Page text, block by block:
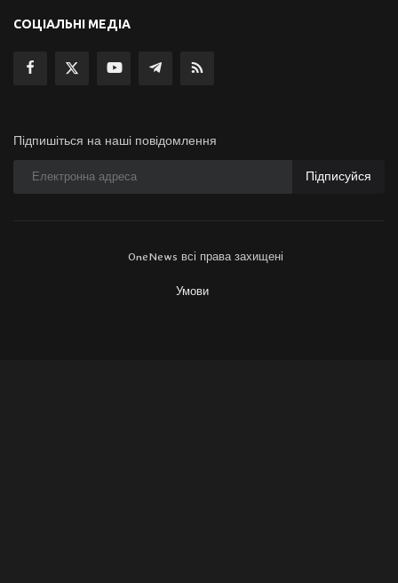
СОЦІАЛЬНІ МЕДІА
Підпишіться на наші повідомлення
Підписуйся
OneNews всі права захищені
Умови